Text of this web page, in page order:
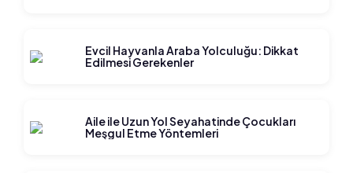
Evcil Hayvanla Araba Yolculuğu: Dikkat
Edilmesi Gerekenler
Aile ile Uzun Yol Seyahatinde Çocukları
Meşgul Etme Yöntemleri